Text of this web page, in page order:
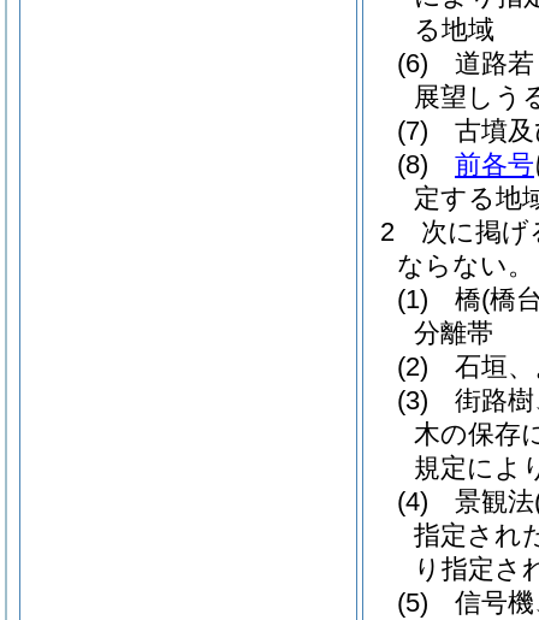
る地域
(6)
道路
展望しう
(7)
古墳
(8)
前各号
定する地
2
次に掲げ
ならない。
(1)
橋(橋
分離帯
(2)
石垣
(3)
街路
木の保存
規定によ
(4)
景観法
指定され
り指定さ
(5)
信号